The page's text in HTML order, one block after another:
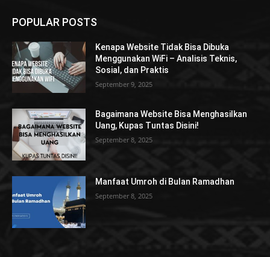
POPULAR POSTS
Kenapa Website Tidak Bisa Dibuka
Menggunakan WiFi – Analisis Teknis,
Sosial, dan Praktis
September 9, 2025
Bagaimana Website Bisa Menghasilkan
Uang, Kupas Tuntas Disini!
September 8, 2025
Manfaat Umroh di Bulan Ramadhan
September 8, 2025